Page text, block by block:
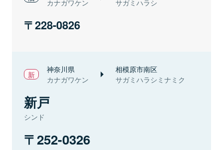
カナガワケン サガミハラシ
228-0826
神奈川県
カナガワケン
相模原市南区
サガミハラシミナミク
新戸
シンド
252-0326